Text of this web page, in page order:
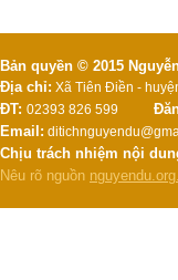
Bản quyền © 2015
Địa chỉ: Xã Tiên Điền -
ĐT: 02393 826 599
Email:
Chịu trách nhiệm nội
Nêu rõ nguồn